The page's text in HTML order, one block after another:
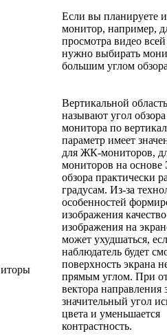
Если вы планируете
монитор, например,
просмотра видео
нужно выбирать
большим углом
Вертикальной
называют угол
монитора по
параметр имеет
для ЖК-мониторов,
мониторов на
обзора практически
градусам. Из-за
особенностей
изображения качество
изображения на
может ухудшаться,
наблюдатель будет
поверхность экрана
прямым углом. При
вектора направления
значительный угол
цвета и уменьшается
контрастность.